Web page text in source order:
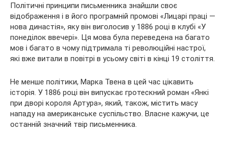
Політичні принципи письменника знайшли своє
відображення і в його програмній промові «Лицарі праці —
нова династія», яку він виголосив у 1886 році в клубі «У
понеділок ввечері». Ця мова була переведена на багато
мов і багато в чому підтримала ті революційні настрої,
які вже витали в повітрі в усьому світі в кінці 19 століття.
Не менше політики, Марка Твена в цей час цікавить
історія. У 1886 році він випускає гротескний роман «Янкі
при дворі короля Артура», який, також, містить масу
нападу на американське суспільство. Власне кажучи, це
останній значний твір письменника.